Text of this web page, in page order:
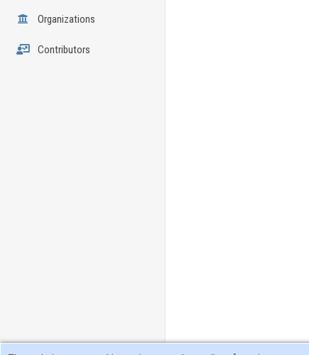
Organizations
Contributors